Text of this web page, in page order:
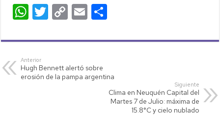
W
h
at
s
A
T
wi
tt
C
o
p
Li
E
m
ail m
ar
tir
Anterior
Hugh Bennett alertó sobre
erosión de la pampa argentina
Siguiente
Clima en Neuquén Capital del
Martes 7 de Julio: máxima de
15.8°C y cielo nublado